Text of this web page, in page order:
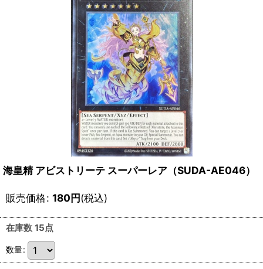
海皇精 アビストリーテ スーパーレア（SUDA-AE046）
販売価格: 180円(税込)
在庫数 15点
数量: